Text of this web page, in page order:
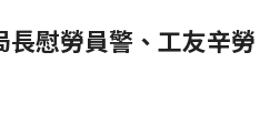
慰勞員警、工友辛勞